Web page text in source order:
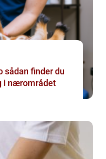
i nærområdet